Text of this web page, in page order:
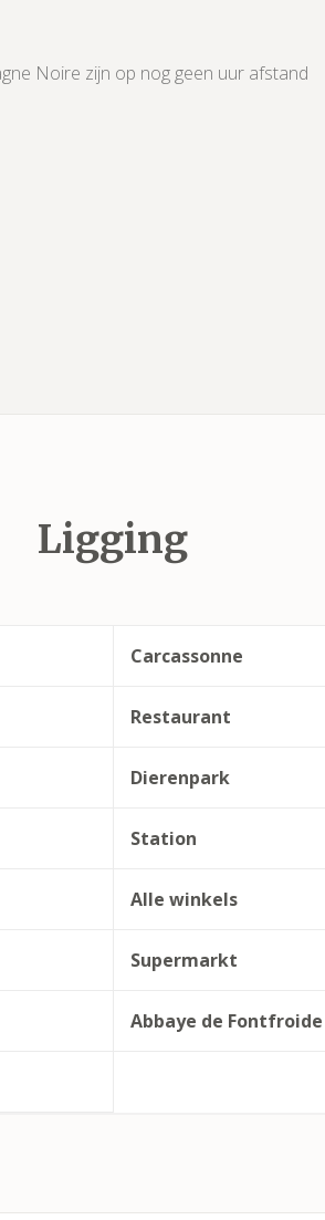
Noire zijn op nog geen uur afstand
Ligging
Carcassonne
Restaurant
Dierenpark
Station
Alle winkels
Supermarkt
Abbaye de Fontfroide